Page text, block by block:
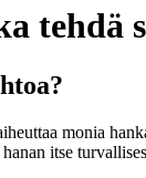
tehdä
monia
itse